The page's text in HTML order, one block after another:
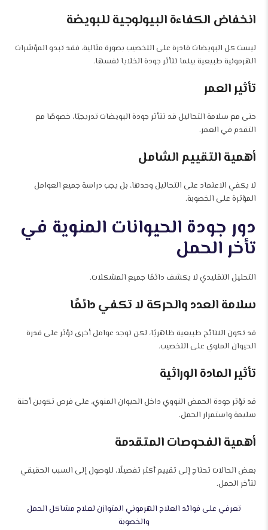
انخفاض الكفاءة البيولوجية للبويضة
ليست كل البويضات قادرة على التخصيب بصورة مثالية، فقد تبدو المؤشرات
الهرمونية طبيعية بينما تتأثر جودة الخلايا نفسها.
تأثير العمر
حتى مع سلامة التحاليل قد تتأثر جودة البويضات تدريجيًا، خصوصًا مع
التقدم في العمر.
أهمية التقييم الشامل
لا يكفي الاعتماد على التحاليل وحدها، بل يجب دراسة جميع العوامل
المؤثرة على الخصوبة.
دور جودة الحيوانات المنوية في
تأخر الحمل
التحليل التقليدي لا يكشف دائمًا جميع المشكلات.
سلامة العدد والحركة لا تكفي دائمًا
قد تكون النتائج طبيعية ظاهريًا، لكن توجد عوامل أخرى تؤثر على قدرة
الحيوان المنوي على التخصيب.
تأثير المادة الوراثية
قد تؤثر جودة الحمض النووي داخل الحيوان المنوي، على فرص تكوين أجنة
سليمة واستمرار الحمل.
أهمية الفحوصات المتقدمة
بعض الحالات تحتاج إلى تقييم أكثر تفصيلًا، للوصول إلى السبب الحقيقي
لتأخر الحمل.
تعرفي على فوائد العلاج الهرموني المتوازن لعلاج مشاكل الحمل
والخصوبة